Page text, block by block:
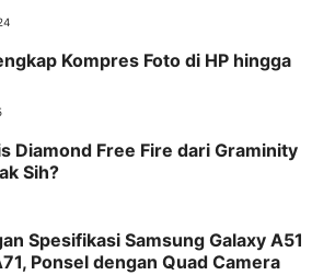
Kompres Foto di HP hingga
Diamond Free Fire dari Graminity
Sih?
Spesifikasi Samsung Galaxy A51
Ponsel dengan Quad Camera